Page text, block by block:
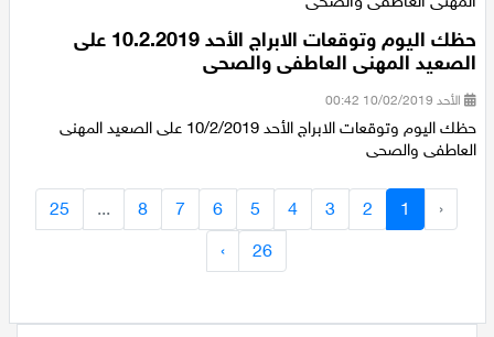
حظك اليوم وتوقعات الابراج الأحد 10.2.2019 على
الصعيد المهنى العاطفى والصحى
الأحد 10/02/2019 00:42
حظك اليوم وتوقعات الابراج الأحد 10/2/2019 على الصعيد المهنى
العاطفى والصحى
‹
1
2
3
4
5
6
7
8
...
25
26
›